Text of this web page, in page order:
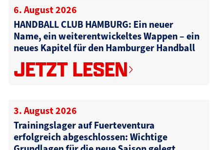
6. August 2026
HANDBALL CLUB HAMBURG: Ein neuer
Name, ein weiterentwickeltes Wappen – ein
neues Kapitel für den Hamburger Handball
JETZT LESEN
3. August 2026
Trainingslager auf Fuerteventura
erfolgreich abgeschlossen: Wichtige